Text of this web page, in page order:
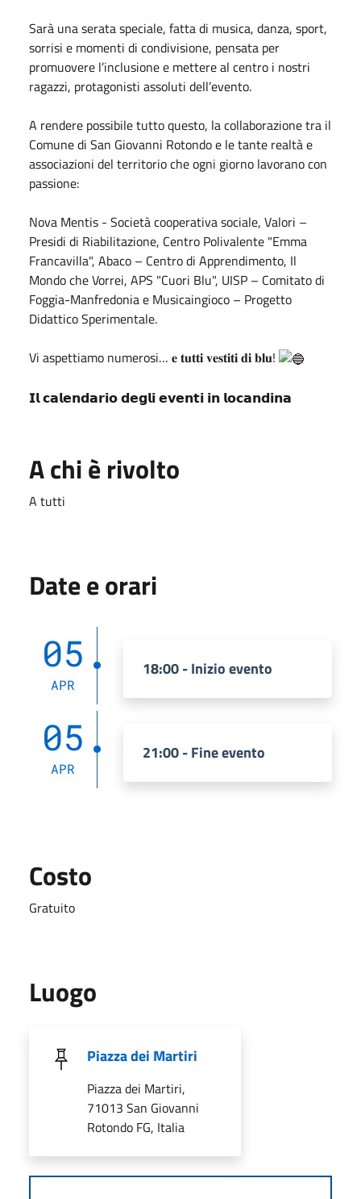
Sarà una serata speciale, fatta di musica, danza, sport,
sorrisi e momenti di condivisione, pensata per
promuovere l’inclusione e mettere al centro i nostri
ragazzi, protagonisti assoluti dell’evento.
A rendere possibile tutto questo, la collaborazione tra il
Comune di San Giovanni Rotondo e le tante realtà e
associazioni del territorio che ogni giorno lavorano con
passione:
Nova Mentis - Società cooperativa sociale, Valori –
Presidi di Riabilitazione, Centro Polivalente "Emma
Francavilla", Abaco – Centro di Apprendimento, Il
Mondo che Vorrei, APS "Cuori Blu", UISP – Comitato di
Foggia-Manfredonia e Musicaingioco – Progetto
Didattico Sperimentale.
Vi aspettiamo numerosi… 𝐞 𝐭𝐮𝐭𝐭𝐢 𝐯𝐞𝐬𝐭𝐢𝐭𝐢 𝐝𝐢 𝐛𝐥𝐮!
𝗜𝗹 𝗰𝗮𝗹𝗲𝗻𝗱𝗮𝗿𝗶𝗼 𝗱𝗲𝗴𝗹𝗶 𝗲𝘃𝗲𝗻𝘁𝗶 𝗶𝗻 𝗹𝗼𝗰𝗮𝗻𝗱𝗶𝗻𝗮
A chi è rivolto
A tutti
Date e orari
05
APR
18:00 - Inizio evento
05
APR
21:00 - Fine evento
Costo
Gratuito
Luogo
Piazza dei Martiri
Piazza dei Martiri,
71013 San Giovanni
Rotondo FG, Italia